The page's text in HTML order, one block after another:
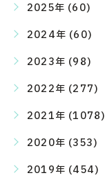
2025年 (60)
2024年 (60)
2023年 (98)
2022年 (277)
2021年 (1078)
2020年 (353)
2019年 (454)